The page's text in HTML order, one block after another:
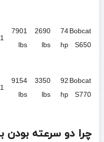
Bobcat
S650
74
hp
2690
lbs
7901
lbs
Bobcat
S770
92
hp
3350
lbs
9154
lbs
چرا دو سرعته